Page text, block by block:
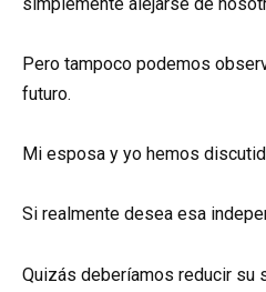
Pero tampoco podemos
futuro.
Mi esposa y yo hemos
Si realmente desea esa
Quizás deberíamos reducir su